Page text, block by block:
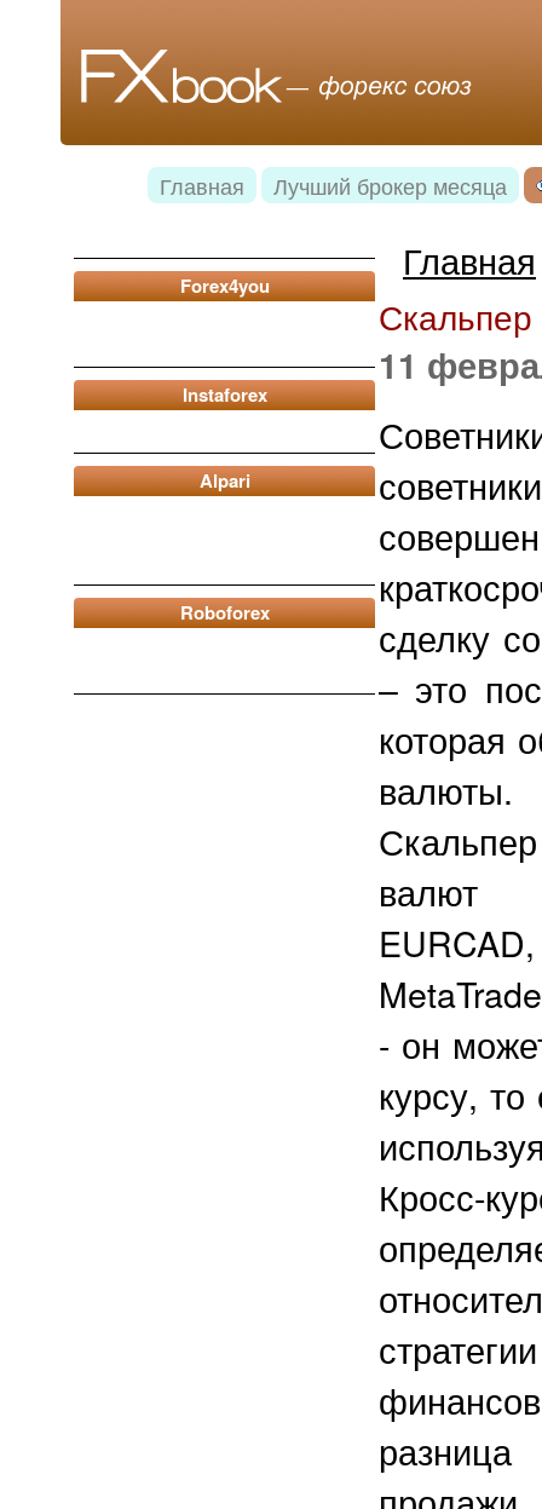
Главная Лучший брокер месяца
Forex4you
Instaforex
Alpari
Roboforex
Главная
Скальпер
11
сделку
– это
которая
валюты.
валют
- он
курсу,
Кросс-